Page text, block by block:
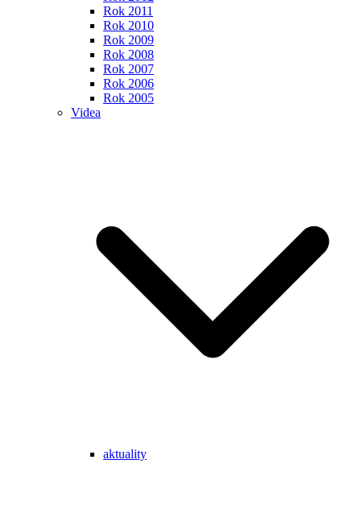
Rok 2011
Rok 2010
Rok 2009
Rok 2008
Rok 2007
Rok 2006
Rok 2005
Videa
aktuality